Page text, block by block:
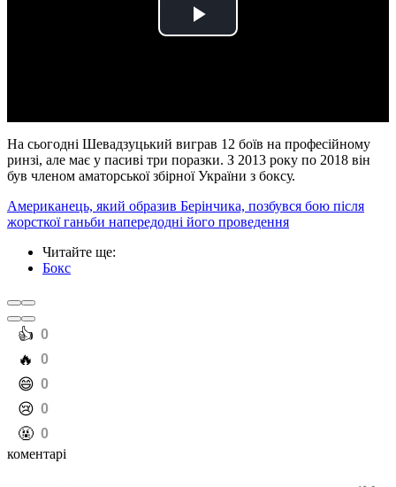
Play
На сьогодні Шевадзуцький виграв 12 боїв на професійному
ринзі, але має у пасиві три поразки. З 2013 року по 2018 він
був членом аматорської збірної України з боксу.
Американець, який образив Берінчика, позбувся бою після
жорсткої ганьби напередодні його проведення
Читайте ще:
Бокс
️👍 0
️🔥 0
️😄 0
️😢 0
️🤬 0
коментарі